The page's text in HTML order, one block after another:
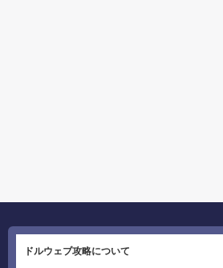
ドルウェブ攻略について